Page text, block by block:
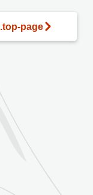
page